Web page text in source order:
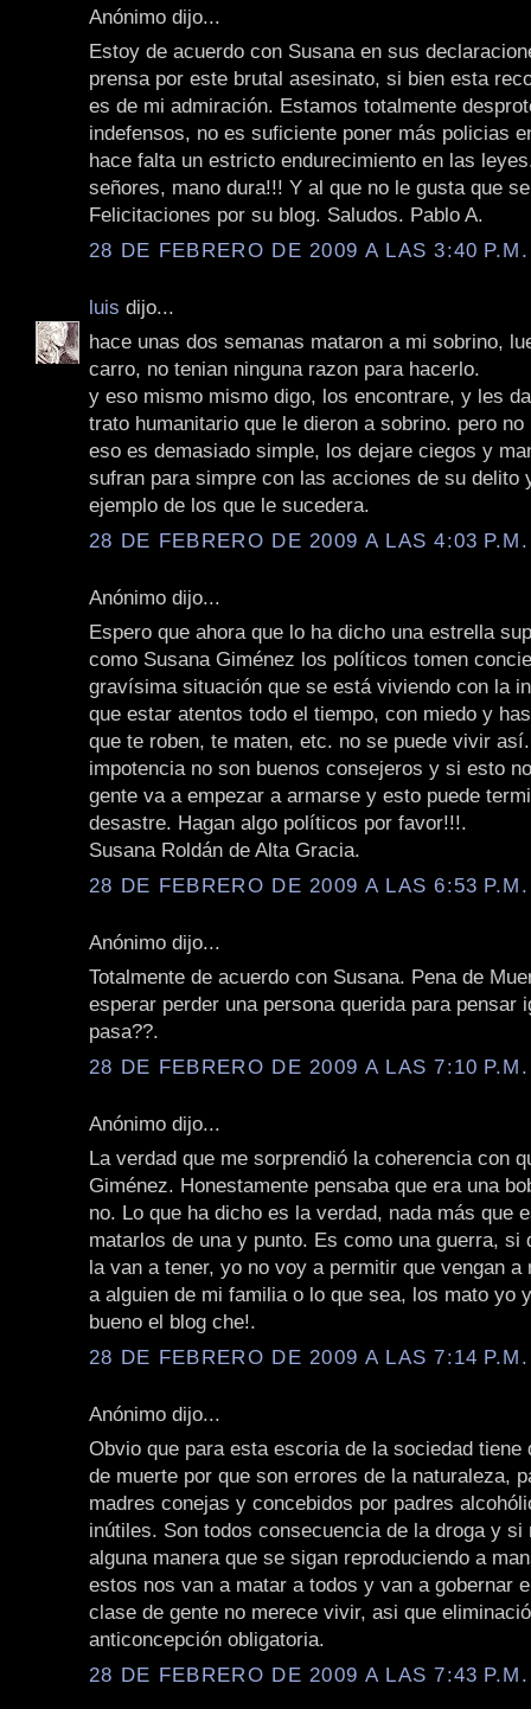
Anónimo dijo...
Estoy de acuerdo con Susana en sus
prensa por este brutal asesinato, si bien esta
es de mi admiración. Estamos totalmente
indefensos, no es suficiente poner más policias
hace falta un estricto endurecimiento en las
señores, mano dura!!! Y al que no le gusta que
Felicitaciones por su blog. Saludos. Pablo A.
28 DE FEBRERO DE 2009 A LAS 3:40 P.M.
luis dijo...
hace unas dos semanas mataron a mi sobrino,
carro, no tenian ninguna razon para hacerlo.
y eso mismo mismo digo, los encontrare, y les
trato humanitario que le dieron a sobrino. pero
eso es demasiado simple, los dejare ciegos y
sufran para simpre con las acciones de su delito
ejemplo de los que le sucedera.
28 DE FEBRERO DE 2009 A LAS 4:03 P.M.
Anónimo dijo...
Espero que ahora que lo ha dicho una estrella
como Susana Giménez los políticos tomen
gravísima situación que se está viviendo con la
que estar atentos todo el tiempo, con miedo y
que te roben, te maten, etc. no se puede vivir
impotencia no son buenos consejeros y si esto
gente va a empezar a armarse y esto puede
desastre. Hagan algo políticos por favor!!!.
Susana Roldán de Alta Gracia.
28 DE FEBRERO DE 2009 A LAS 6:53 P.M.
Anónimo dijo...
Totalmente de acuerdo con Susana. Pena de
esperar perder una persona querida para pensar
pasa??.
28 DE FEBRERO DE 2009 A LAS 7:10 P.M.
Anónimo dijo...
La verdad que me sorprendió la coherencia con
Giménez. Honestamente pensaba que era una
no. Lo que ha dicho es la verdad, nada más que
matarlos de una y punto. Es como una guerra, si
la van a tener, yo no voy a permitir que vengan a
a alguien de mi familia o lo que sea, los mato yo
bueno el blog che!.
28 DE FEBRERO DE 2009 A LAS 7:14 P.M.
Anónimo dijo...
Obvio que para esta escoria de la sociedad tiene
de muerte por que son errores de la naturaleza,
madres conejas y concebidos por padres
inútiles. Son todos consecuencia de la droga y si
alguna manera que se sigan reproduciendo a
estos nos van a matar a todos y van a gobernar
clase de gente no merece vivir, asi que
anticoncepción obligatoria.
28 DE FEBRERO DE 2009 A LAS 7:43 P.M.